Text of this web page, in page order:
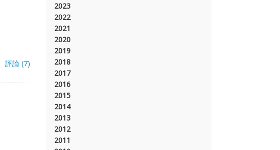
評論 (7)
2023
2022
2021
2020
2019
2018
2017
2016
2015
2014
2013
2012
2011